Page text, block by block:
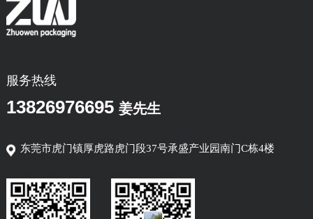
服务热线
13826976695 姜先生
东莞市虎门镇厚虎路虎门段37号承盛产业园南门C栋4楼